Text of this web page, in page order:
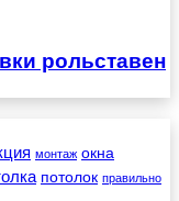
рольставен
монтаж окна
потолок правильно